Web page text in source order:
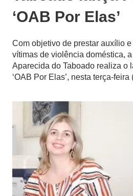
‘OAB Por Elas’
Com objetivo de prestar auxílio
vítimas de violência doméstica,
Aparecida do Taboado realiza o
‘OAB Por Elas’, nesta terça-feira